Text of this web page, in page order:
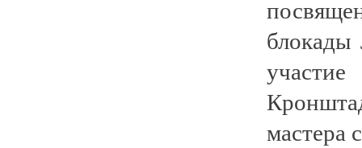
блокады
мастера